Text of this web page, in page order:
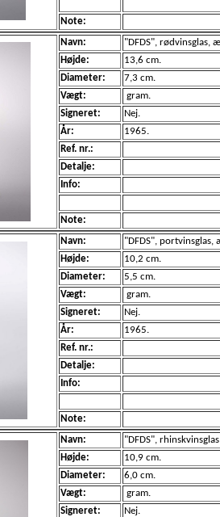
Note:
Navn:
"DFDS", rødvinsglas,
Højde:
13,6 cm.
Diameter:
7,3 cm.
Vægt:
gram.
Signeret:
Nej.
År:
1965.
Ref. nr.:
Detalje:
Info:
Note:
Navn:
"DFDS",
Højde:
10,2 cm.
Diameter:
5,5 cm.
Vægt:
gram.
Signeret:
Nej.
År:
1965.
Ref. nr.:
Detalje:
Info:
Note:
Navn:
"DFDS",
Højde:
10,9 cm.
Diameter:
6,0 cm.
Vægt:
gram.
Signeret:
Nej.